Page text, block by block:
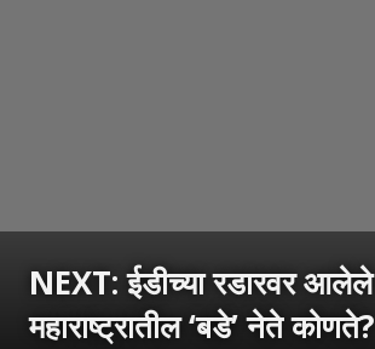
NEXT: ईडीच्या रडारवर आलेले
महाराष्ट्रातील ‘बडे’ नेते कोणते?